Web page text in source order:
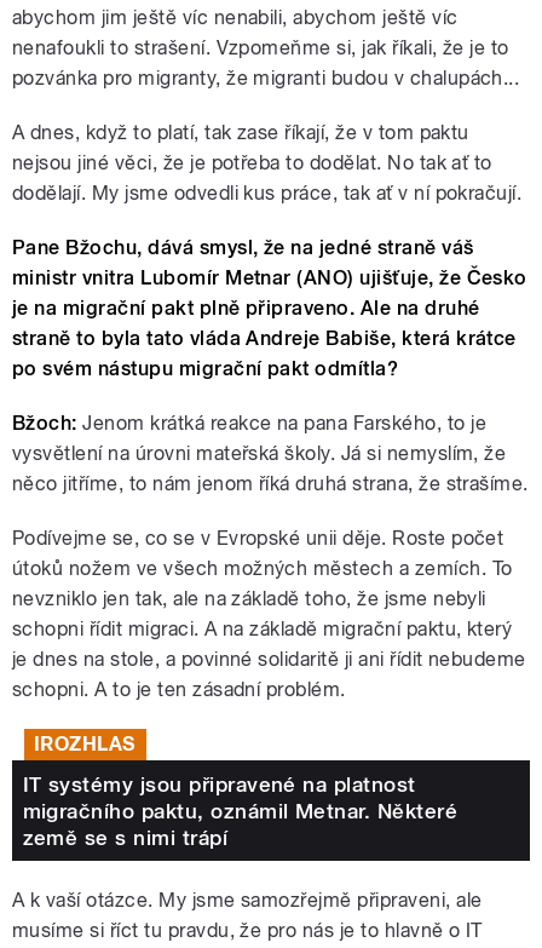
abychom jim ještě víc nenabili, abychom ještě víc
nenafoukli to strašení. Vzpomeňme si, jak říkali, že je to
pozvánka pro migranty, že migranti budou v chalupách...
A dnes, když to platí, tak zase říkají, že v tom paktu
nejsou jiné věci, že je potřeba to dodělat. No tak ať to
dodělají. My jsme odvedli kus práce, tak ať v ní pokračují.
Pane Bžochu, dává smysl, že na jedné straně váš
ministr vnitra Lubomír Metnar (ANO) ujišťuje, že Česko
je na migrační pakt plně připraveno. Ale na druhé
straně to byla tato vláda Andreje Babiše, která krátce
po svém nástupu migrační pakt odmítla?
Bžoch: Jenom krátká reakce na pana Farského, to je
vysvětlení na úrovni mateřská školy. Já si nemyslím, že
něco jitříme, to nám jenom říká druhá strana, že strašíme.
Podívejme se, co se v Evropské unii děje. Roste počet
útoků nožem ve všech možných městech a zemích. To
nevzniklo jen tak, ale na základě toho, že jsme nebyli
schopni řídit migraci.A na základě migrační paktu, který
je dnes na stole, a povinné solidaritě ji ani řídit nebudeme
schopni. A to je ten zásadní problém.
IROZHLAS
IT systémy jsou připravené na platnost
migračního paktu, oznámil Metnar. Některé
země se s nimi trápí
A k vaší otázce. My jsme samozřejmě připraveni, ale
musíme si říct tu pravdu, že pro nás je to hlavně o IT